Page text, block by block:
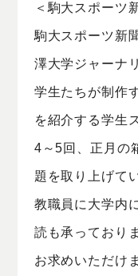
＜駒大スポーツ
駒大スポーツ新
澤大学ジャーナ
学生たちが制作
を紹介する学生
4～5回、正月の
題を取り上げて
教職員に大学内
読も承っており
お求めいただけ